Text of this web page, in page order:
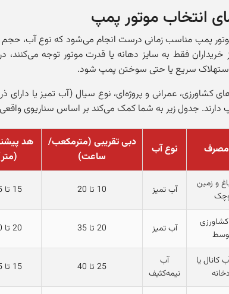
انتخاب موتور پمپ
پمپ مناسب زمانی درست انجام می‌شود که نوع آب، حجم
خریداران فقط به سایز دهانه یا قدرت موتور توجه
استهلاک سریع یا حتی سوختن پمپ شود.
کشاورزی، عمرانی و پروژه‌ای، نوع سیال (آب تمیز یا
دارند. جدول زیر به شما کمک می‌کند بر اساس سناریوی
مصرف نوع آب
دبی تقریبی (مترمکعب/
ساعت)
هد
و زمین
آب تمیز 10 تا 20 15 تا 25
کشاورزی
آب تمیز 20 تا 35 20 تا 30
کانال یا
آب
نیمه‌کثیف
25 تا 40 15 تا 25